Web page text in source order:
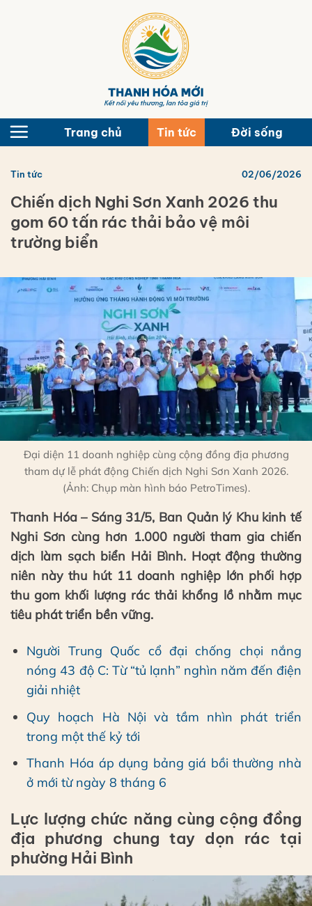
Trang chủ Tin tức Đời sống
Tin tức 02/06/2026
Chiến dịch Nghi Sơn Xanh 2026 thu
gom 60 tấn rác thải bảo vệ môi
trường biển
Đại diện 11 doanh nghiệp cùng cộng đồng địa phương
tham dự lễ phát động Chiến dịch Nghi Sơn Xanh 2026.
(Ảnh: Chụp màn hình báo PetroTimes).
Thanh Hóa – Sáng 31/5, Ban Quản lý Khu kinh tế
Nghi Sơn cùng hơn 1.000 người tham gia chiến
dịch làm sạch biển Hải Bình. Hoạt động thường
niên này thu hút 11 doanh nghiệp lớn phối hợp
thu gom khối lượng rác thải khổng lồ nhằm mục
tiêu phát triển bền vững.
Người Trung Quốc cổ đại chống chọi nắng
nóng 43 độ C: Từ “tủ lạnh” nghìn năm đến điện
giải nhiệt
Quy hoạch Hà Nội và tầm nhìn phát triển
trong một thế kỷ tới
Thanh Hóa áp dụng bảng giá bồi thường nhà
ở mới từ ngày 8 tháng 6
Lực lượng chức năng cùng cộng đồng
địa phương chung tay dọn rác tại
phường Hải Bình